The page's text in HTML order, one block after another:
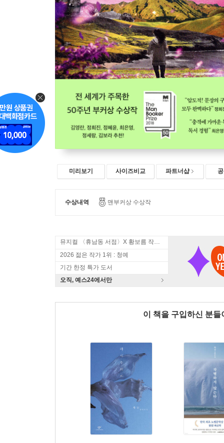
미리보기 사이즈비교 파트너샵
수상내역 맨부커상 수상작
뮤지컬 〈휴남동 서점〉X 황보름 작가 북토크
2026 젊은 작가 1위 : 청예
기간 한정 특가 도서
오직, 예스24에서만
이 책을 구입하신 분